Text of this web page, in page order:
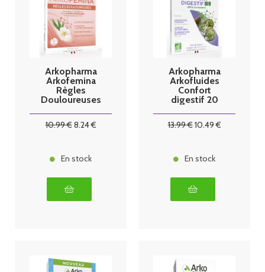
Arkopharma
Arkofemina
Règles
Douloureuses
10.99€8.24€
En stock
Arkopharma
Arkofluides
Confort
digestif 20
13.99€10.49€
En stock